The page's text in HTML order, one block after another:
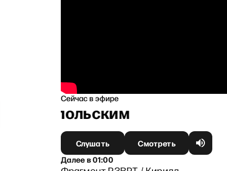
Сейчас в эфире
Ганапольским
Слушать
Смотреть
Далеев01:00